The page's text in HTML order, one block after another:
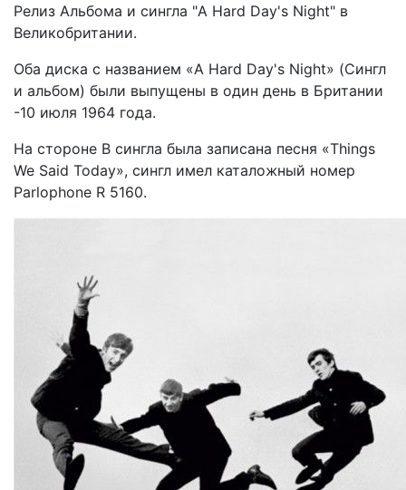
Релиз Альбома и сингла "A Hard Day's Night" в
Великобритании.
Оба диска с названием «A Hard Day's Night» (Сингл
и альбом) были выпущены в один день в Британии
-10 июля 1964 года.
На стороне B сингла была записана песня «Things
We Said Today», сингл имел каталожный номер
Parlophone R 5160.